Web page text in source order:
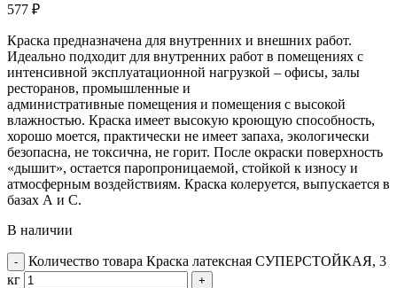
577 ₽
Краска предназначена для внутренних и внешних работ.
Идеально подходит для внутренних работ в помещениях с
интенсивной эксплуатационной нагрузкой – офисы, залы
ресторанов, промышленные и
административные помещения и помещения с высокой
влажностью. Краска имеет высокую кроющую способность,
хорошо моется, практически не имеет запаха, экологически
безопасна, не токсична, не горит. После окраски поверхность
«дышит», остается паропроницаемой, стойкой к износу и
атмосферным воздействиям. Краска колеруется, выпускается в
базах А и С.
В наличии
Количество товара Краска латексная СУПЕРСТОЙКАЯ, 3
кг